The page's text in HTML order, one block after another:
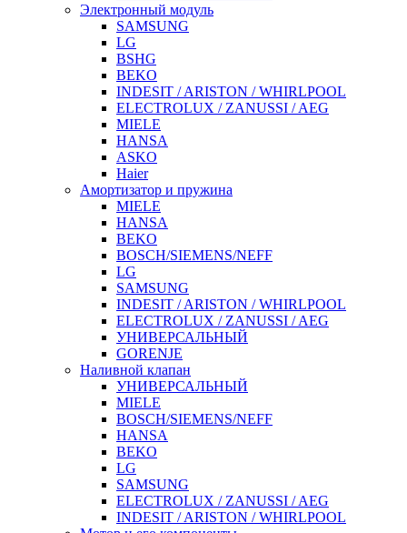
Электронный модуль
SAMSUNG
LG
BSHG
BEKO
INDESIT / ARISTON / WHIRLPOOL
ELECTROLUX / ZANUSSI / AEG
MIELE
HANSA
ASKO
Haier
Амортизатор и пружина
MIELE
HANSA
BEKO
BOSCH/SIEMENS/NEFF
LG
SAMSUNG
INDESIT / ARISTON / WHIRLPOOL
ELECTROLUX / ZANUSSI / AEG
УНИВЕРСАЛЬНЫЙ
GORENJE
Наливной клапан
УНИВЕРСАЛЬНЫЙ
MIELE
BOSCH/SIEMENS/NEFF
HANSA
BEKO
LG
SAMSUNG
ELECTROLUX / ZANUSSI / AEG
INDESIT / ARISTON / WHIRLPOOL